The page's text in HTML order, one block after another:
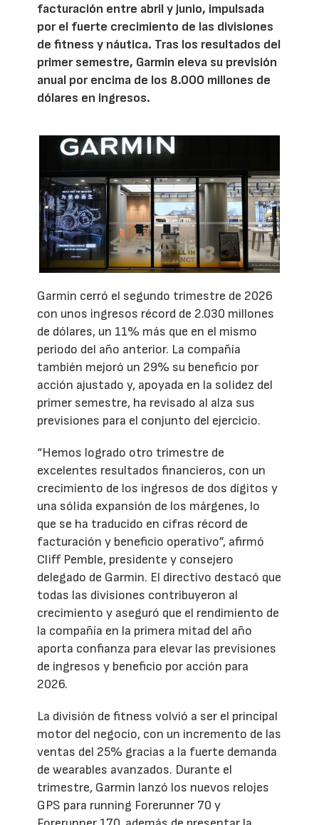
facturación entre abril y junio, impulsada
por el fuerte crecimiento de las divisiones
de fitness y náutica. Tras los resultados del
primer semestre, Garmin eleva su previsión
anual por encima de los 8.000 millones de
dólares en ingresos.
Garmin cerró el segundo trimestre de 2026
con unos ingresos récord de 2.030 millones
de dólares, un 11% más que en el mismo
periodo del año anterior. La compañía
también mejoró un 29% su beneficio por
acción ajustado y, apoyada en la solidez del
primer semestre, ha revisado al alza sus
previsiones para el conjunto del ejercicio.
“Hemos logrado otro trimestre de
excelentes resultados financieros, con un
crecimiento de los ingresos de dos dígitos y
una sólida expansión de los márgenes, lo
que se ha traducido en cifras récord de
facturación y beneficio operativo”, afirmó
Cliff Pemble, presidente y consejero
delegado de Garmin. El directivo destacó que
todas las divisiones contribuyeron al
crecimiento y aseguró que el rendimiento de
la compañía en la primera mitad del año
aporta confianza para elevar las previsiones
de ingresos y beneficio por acción para
2026.
La división de fitness volvió a ser el principal
motor del negocio, con un incremento de las
ventas del 25% gracias a la fuerte demanda
de wearables avanzados. Durante el
trimestre, Garmin lanzó los nuevos relojes
GPS para running Forerunner 70 y